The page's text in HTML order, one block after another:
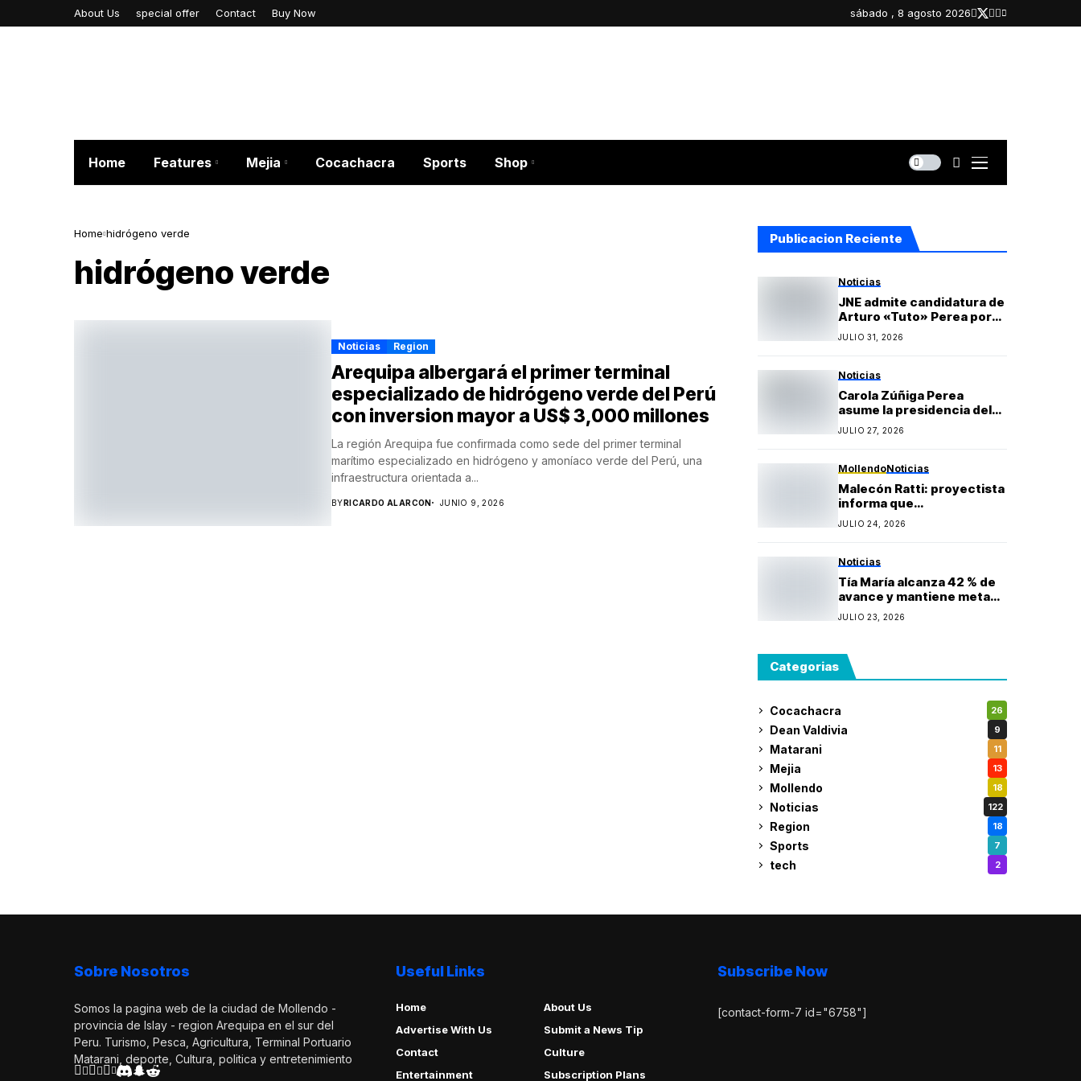
About Us special offer Contact Buy Now sábado , 8 agosto 2026
Home Features Mejia Cocachacra Sports Shop
Home hidrógeno verde
hidrógeno verde
Noticias Region
Arequipa albergará el primer terminal
especializado de hidrógeno verde del Perú
con inversion mayor a US$ 3,000 millones
La región Arequipa fue confirmada como sede del primer terminal
marítimo especializado en hidrógeno y amoníaco verde del Perú, una
infraestructura orientada a...
BYRICARDO ALARCON JUNIO 9, 2026
Publicacion Reciente
Noticias
JNE admite candidatura de
Arturo «Tuto» Perea por
Islay y oficializa lista
regional de Yo Arequipa
Gonzales
JULIO 31, 2026
Noticias
Carola Zúñiga Perea
asume la presidencia del
Rotary Club Puerto Bravo
Mollendo y anuncia
provincia de Islay
JULIO 27, 2026
MollendoNoticias
Malecón Ratti: proyectista
informa que
observaciones técnicas
mantienen paralizada la
agosto
JULIO 24, 2026
Noticias
Tía María alcanza 42 % de
avance y mantiene meta
de iniciar producción
durante 2027
JULIO 23, 2026
Categorias
Cocachacra 26
Dean Valdivia 9
Matarani 11
Mejia 13
Mollendo 18
Noticias 122
Region 18
Sports 7
tech 2
Sobre Nosotros
Somos la pagina web de la ciudad de Mollendo -
provincia de Islay - region Arequipa en el sur del
Peru. Turismo, Pesca, Agricultura, Terminal Portuario
Matarani, deporte, Cultura, politica y entretenimiento
Useful Links
Home
About Us
Advertise With Us
Submit a News Tip
Contact
Culture
Entertainment
Subscription Plans
Subscribe Now
[contact-form-7 id="6758"]